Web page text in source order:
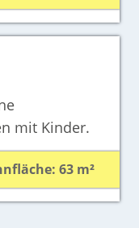
mit Kinder.
63 m²